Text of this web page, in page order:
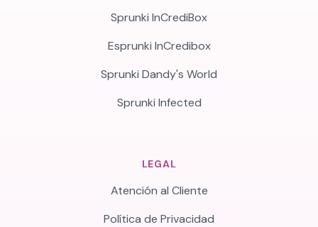
Sprunki InCrediBox
Esprunki InCredibox
Sprunki Dandy's World
Sprunki Infected
LEGAL
Atención al Cliente
Política de Privacidad